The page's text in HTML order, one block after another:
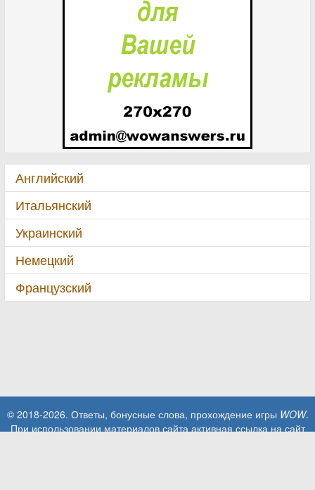
Английский
Итальянский
Украинский
Немецкий
Французский
© 2018-2026. Ответы, бонусные слова, прохождение игры WOW.
При использовании материалов сайта активная ссылка на сайт